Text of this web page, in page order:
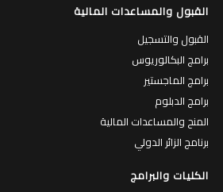
القبول والمساعدات المالية
القبول والتسجيل
برامج البكالوريوس
برامج الماجستير
برامج الدبلوم
المنح والمساعدات المالية
برنامج الزائر الدولي
الكليات والبرامج